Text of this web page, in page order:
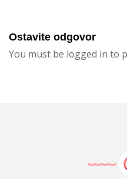
Ostavite odgovor
You must be logged in to